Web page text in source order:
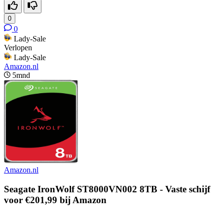
0
0
Lady-Sale
Verlopen
Lady-Sale
Amazon.nl
5mnd
Amazon.nl
Seagate IronWolf ST8000VN002 8TB - Vaste schijf
voor €201,99 bij Amazon